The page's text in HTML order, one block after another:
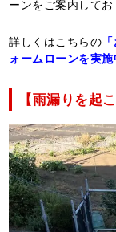
ーンをご案内してお
詳しくはこちらの
ォームローンを実施
【雨漏りを起